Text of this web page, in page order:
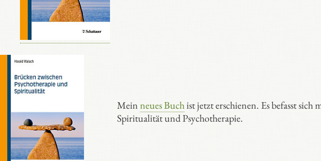
Meinneues Buchist jetzt erschienen. Es befasst
Spiritualität und Psychotherapie.